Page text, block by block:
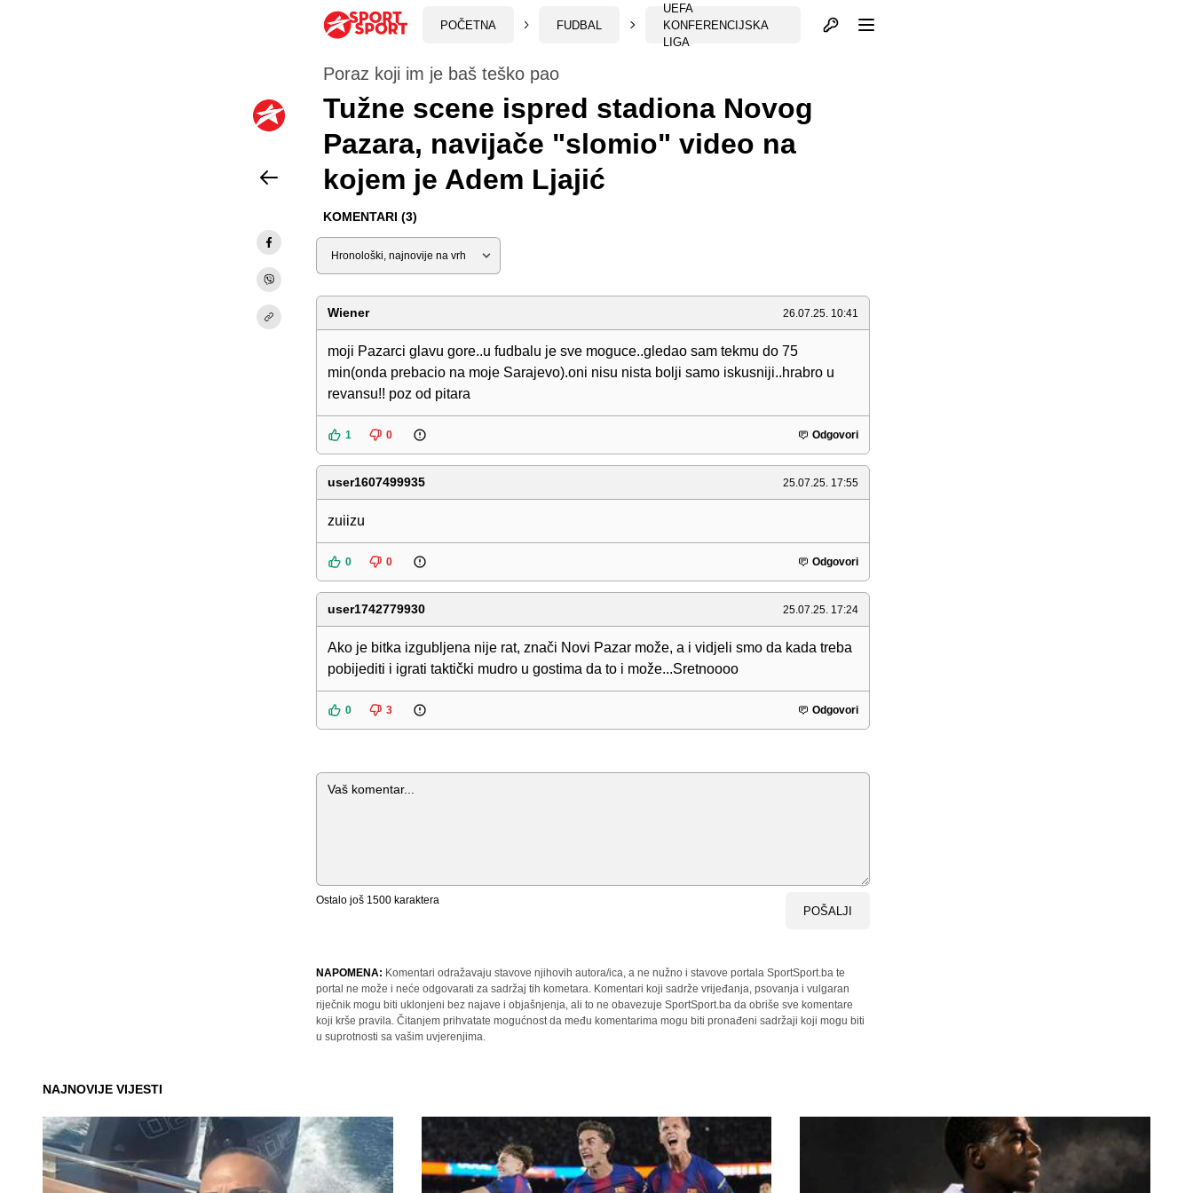
POČETNA FUDBAL
UEFA
KONFERENCIJSKA
LIGA
Otvori profil
Poraz koji im je baš teško pao
Tužne scene ispred stadiona Novog
Pazara, navijače "slomio" video na
kojem je Adem Ljajić
KOMENTARI (3)
Sortiraj
Wiener 26.07.25. 10:41
moji Pazarci glavu gore..u fudbalu je sve moguce..gledao sam tekmu do 75
min(onda prebacio na moje Sarajevo).oni nisu nista bolji samo iskusniji..hrabro u
revansu!! poz od pitara
1 0 Odgovori
user1607499935 25.07.25. 17:55
zuiizu
0 0 Odgovori
user1742779930 25.07.25. 17:24
Ako je bitka izgubljena nije rat, znači Novi Pazar može, a i vidjeli smo da kada treba
pobijediti i igrati taktički mudro u gostima da to i može...Sretnoooo
0 3 Odgovori
Komentar
Ostalo još 1500 karaktera
POŠALJI
NAPOMENA: Komentari odražavaju stavove njihovih autora/ica, a ne nužno i stavove portala SportSport.ba te
portal ne može i neće odgovarati za sadržaj tih kometara. Komentari koji sadrže vrijeđanja, psovanja i vulgaran
riječnik mogu biti uklonjeni bez najave i objašnjenja, ali to ne obavezuje SportSport.ba da obriše sve komentare
koji krše pravila. Čitanjem prihvatate mogućnost da među komentarima mogu biti pronađeni sadržaji koji mogu biti
u suprotnosti sa vašim uvjerenjima.
NAJNOVIJE VIJESTI